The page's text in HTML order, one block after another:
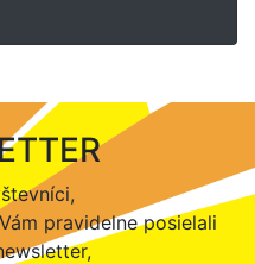
pravidelne posielali